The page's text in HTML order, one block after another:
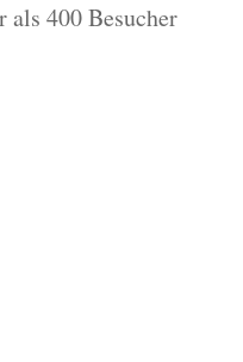
als 400 Besucher